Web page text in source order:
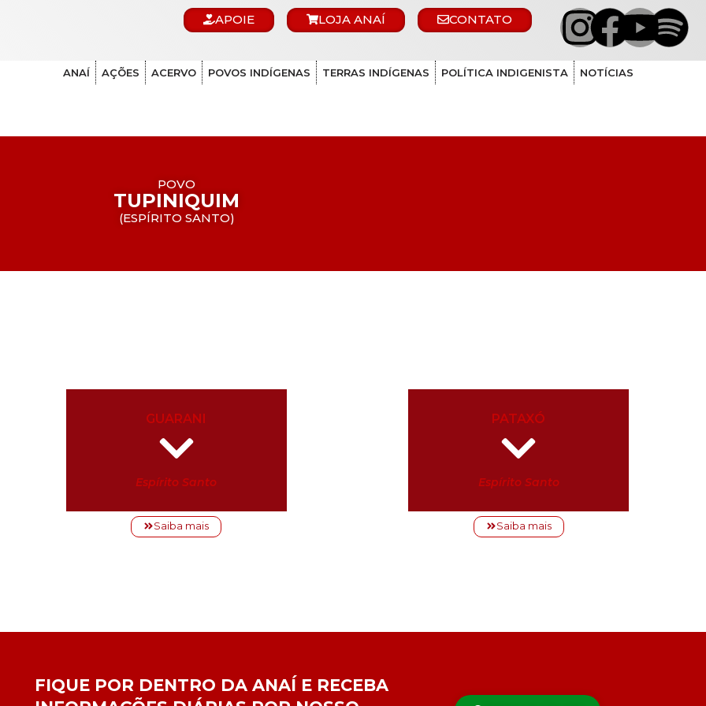
APOIE LOJA ANAÍ CONTATO
ANAÍ AÇÕES ACERVO POVOS INDÍGENAS TERRAS INDÍGENAS POLÍTICA INDIGENISTA NOTÍCIAS
POVO
TUPINIQUIM
(ESPÍRITO SANTO)
GUARANI
Espírito Santo
Saiba mais
PATAXÓ
Espírito Santo
Saiba mais
FIQUE POR DENTRO DA ANAÍ E RECEBA